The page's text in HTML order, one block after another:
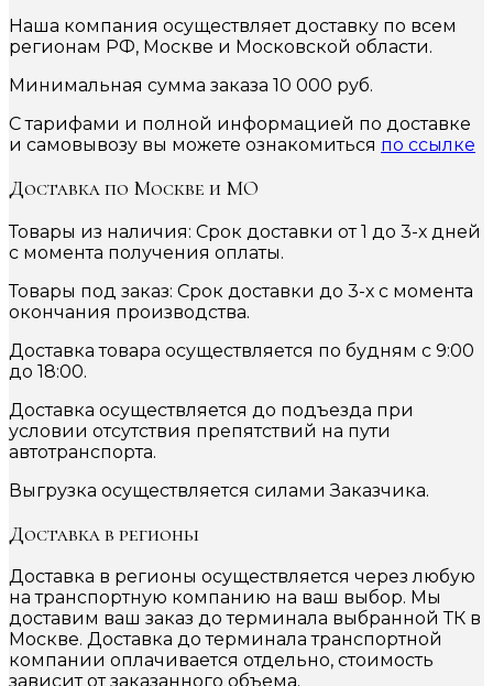
Наша компания осуществляет доставку по всем
регионам РФ, Москве и Московской области.
Минимальная сумма заказа 10 000 руб.
С тарифами и полной информацией по доставке
и самовывозу вы можете ознакомиться по ссылке
Доставка по Москве и МО
Товары из наличия: Срок доставки от 1 до 3-х дней
с момента получения оплаты.
Товары под заказ: Срок доставки до 3-х с момента
окончания производства.
Доставка товара осуществляется по будням с 9:00
до 18:00.
Доставка осуществляется до подъезда при
условии отсутствия препятствий на пути
автотранспорта.
Выгрузка осуществляется силами Заказчика.
Доставка в регионы
Доставка в регионы осуществляется через любую
на транспортную компанию на ваш выбор. Мы
доставим ваш заказ до терминала выбранной ТК в
Москве. Доставка до терминала транспортной
компании оплачивается отдельно, стоимость
зависит от заказанного объема.